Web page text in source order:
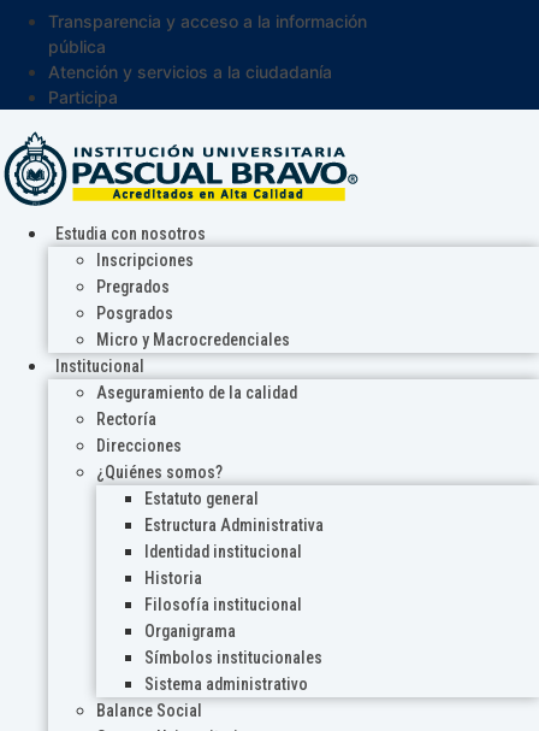
Transparencia y acceso a la información
pública
Atención y servicios a la ciudadanía
Participa
Estudia con nosotros
Inscripciones
Pregrados
Posgrados
Micro y Macrocredenciales
Institucional
Aseguramiento de la calidad
Rectoría
Direcciones
¿Quiénes somos?
Estatuto general
Estructura Administrativa
Identidad institucional
Historia
Filosofía institucional
Organigrama
Símbolos institucionales
Sistema administrativo
Balance Social